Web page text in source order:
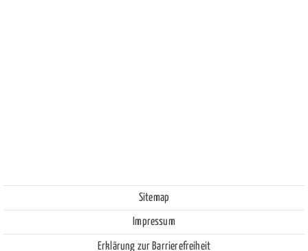
Sitemap
Impressum
Erklärung zur Barrierefreiheit